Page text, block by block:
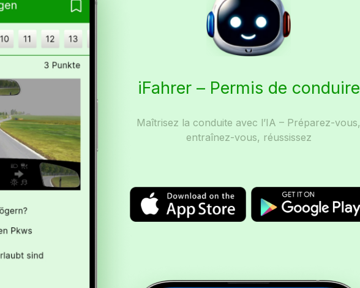
iFahrer – Permis de conduire
Maîtrisez la conduite avec l’IA – Préparez-vous,
entraînez-vous, réussissez